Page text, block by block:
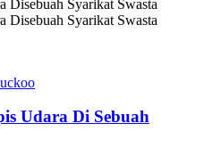
Disebuah Syarikat Swasta
Disebuah Syarikat Swasta
Udara Di Sebuah